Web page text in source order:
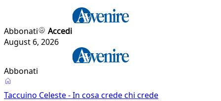
Abbonati
Accedi
August 6, 2026
Abbonati
Taccuino Celeste - In cosa crede chi crede